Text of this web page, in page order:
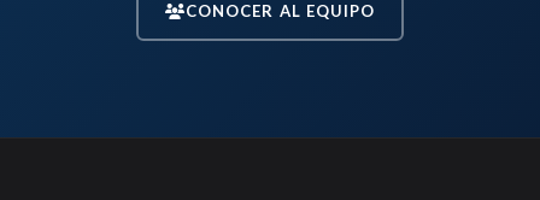
CONOCER AL EQUIPO